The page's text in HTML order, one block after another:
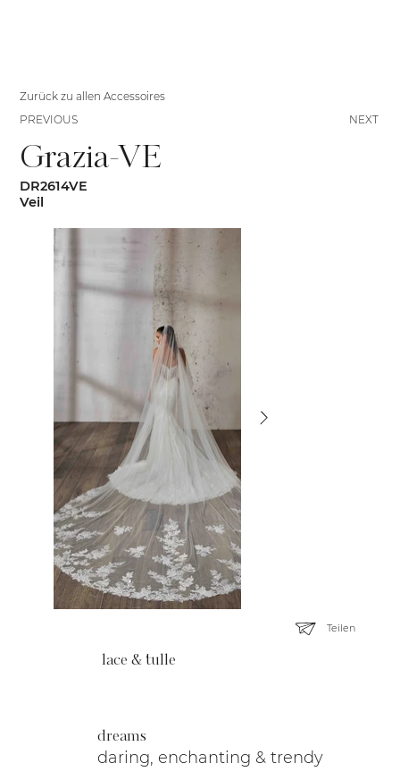
lace & tulle
dreams
daring, enchanting & trendy
Grazia-VE
DR2614VE
Veil
Teilen
NEXT
Zurück zu allen Accessoires
PREVIOUS